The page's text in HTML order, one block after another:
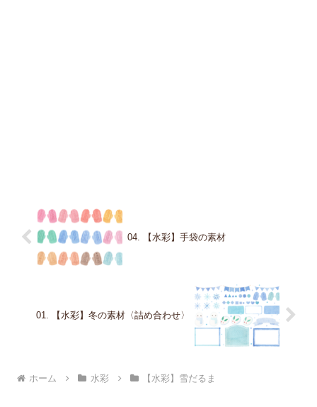
04. 【水彩】手袋の素材
01. 【水彩】冬の素材〈詰め合わせ〉
ホーム 水彩 【水彩】雪だるま